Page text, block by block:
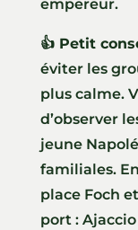
empereur.
👍 Petit
éviter les
plus calme.
d’observer
jeune
familiales.
place Foch
port :